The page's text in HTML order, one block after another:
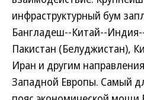
инфраструктурный бум
Бангладеш--Китай--
Пакистан (Белуджистан),
Иран и другим
Западной Европы. Самый